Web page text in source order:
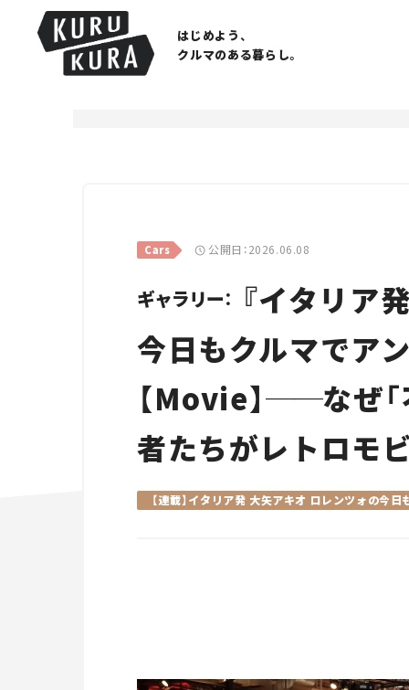
はじめよう、
クルマのある暮らし。
Cars 公開日：2026.06.08
ギャラリー： 『イタリア
今日もクルマでア
【Movie】──なぜ
者たちがレトロモ
【連載】イタリア発 大矢アキオ ロレンツォの今日